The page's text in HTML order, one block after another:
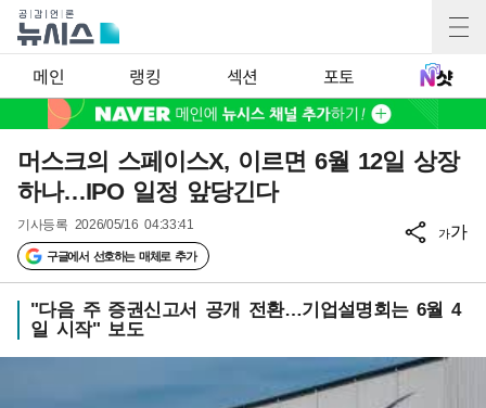
메인 랭킹 섹션 포토
머스크의 스페이스X, 이르면 6월 12일 상장
하나…IPO 일정 앞당긴다
기사등록 2026/05/16 04:33:41
구글에서 선호하는 매체로 추가
가가
"다음 주 증권신고서 공개 전환…기업설명회는 6월 4
일 시작" 보도